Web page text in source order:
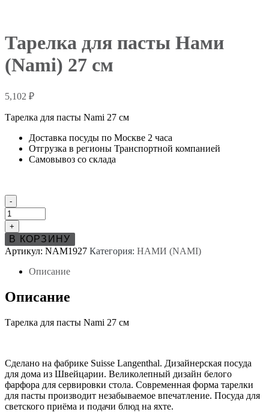
Тарелка для пасты Нами
(Nami) 27 см
5,102 ₽
Тарелка для пасты Nami 27 см
Доставка посуды по Москве 2 часа
Отгрузка в регионы Транспортной компанией
Самовывоз со склада
Количество
товара
Тарелка
для
пасты
Нами
-
+
В КОРЗИНУ
Артикул: NAM1927 Категория: НАМИ (NAMI)
Описание
Описание
Тарелка для пасты Nami 27 см
Сделано на фабрике Suisse Langenthal. Дизайнерская посуда
для дома из Швейцарии. Великолепный дизайн белого
фарфора для сервировки стола. Современная форма тарелки
для пасты производит незабываемое впечатление. Посуда для
светского приёма и подачи блюд на яхте.